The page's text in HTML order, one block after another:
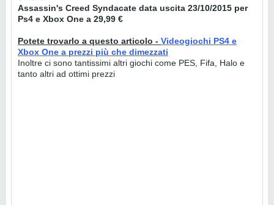
Assassin's Creed Syndacate data uscita 23/10/2015 per
Ps4 e Xbox One a 29,99 €
Potete trovarlo a questo articolo - Videogiochi PS4 e
Xbox One a prezzi più che dimezzati
Inoltre ci sono tantissimi altri giochi come PES, Fifa, Halo e
tanto altri ad ottimi prezzi